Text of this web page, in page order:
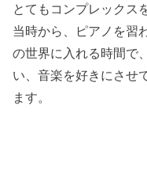
とてもコンプレックス
当時から、ピアノを習
の世界に入れる時間で
い、音楽を好きにさせ
ます。